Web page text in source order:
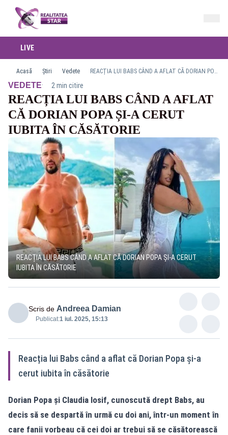
LIVE
Acasă Știri Vedete REACȚIA LUI BABS CÂND A AFLAT CĂ DORIAN POPA ȘI-A CERUT IUBITA ÎN CĂSĂTORIE
VEDETE· 2 min citire
REACȚIA LUI BABS CÂND A AFLAT
CĂ DORIAN POPA ȘI-A CERUT
IUBITA ÎN CĂSĂTORIE
REACȚIA LUI BABS CÂND A AFLAT CĂ DORIAN POPA ȘI-A CERUT
IUBITA ÎN CĂSĂTORIE
Scris de Andreea Damian
Publicat:1 iul. 2025, 15:13
Reacția lui Babs când a aflat că Dorian Popa și-a
cerut iubita în căsătorie
Dorian Popa și Claudia Iosif, cunoscută drept Babs, au
decis să se despartă în urmă cu doi ani, într-un moment în
care fanii vorbeau că cei doi ar trebui să se căsătorească